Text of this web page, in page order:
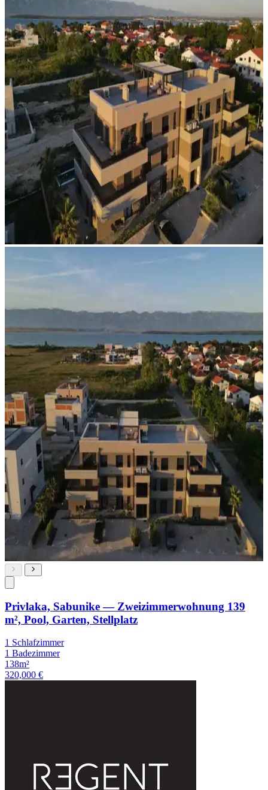
Privlaka, Sabunike — Zweizimmerwohnung 139
m², Pool, Garten, Stellplatz
1 Schlafzimmer
1 Badezimmer
138m²
320,000 €